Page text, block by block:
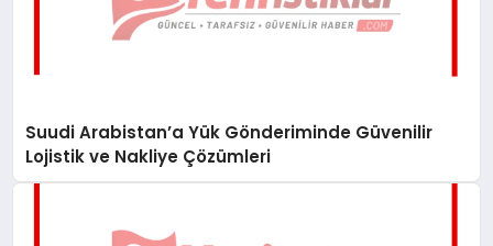
Suudi Arabistan’a Yük Gönderiminde Güvenilir
Lojistik ve Nakliye Çözümleri